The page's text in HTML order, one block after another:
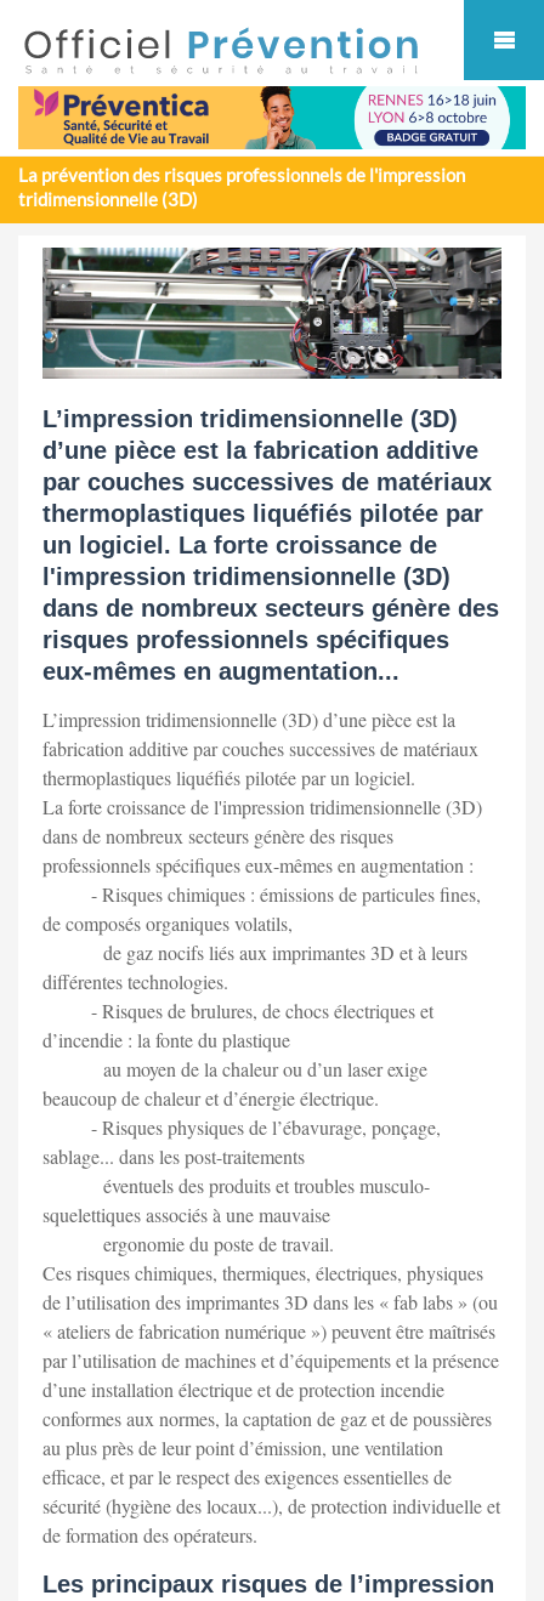
La prévention des risques professionnels de l'impression
tridimensionnelle (3D)
L’impression tridimensionnelle (3D)
d’une pièce est la fabrication additive
par couches successives de matériaux
thermoplastiques liquéfiés pilotée par
un logiciel. La forte croissance de
l'impression tridimensionnelle (3D)
dans de nombreux secteurs génère des
risques professionnels spécifiques
eux-mêmes en augmentation...
L’impression tridimensionnelle (3D) d’une pièce est la
fabrication additive par couches successives de matériaux
thermoplastiques liquéfiés pilotée par un logiciel.
La forte croissance de l'impression tridimensionnelle (3D)
dans de nombreux secteurs génère des risques
professionnels spécifiques eux-mêmes en augmentation :
- Risques chimiques : émissions de particules fines,
de composés organiques volatils,
de gaz nocifs liés aux imprimantes 3D et à leurs
différentes technologies.
- Risques de brulures, de chocs électriques et
d’incendie : la fonte du plastique
au moyen de la chaleur ou d’un laser exige
beaucoup de chaleur et d’énergie électrique.
- Risques physiques de l’ébavurage, ponçage,
sablage... dans les post-traitements
éventuels des produits et troubles musculo-
squelettiques associés à une mauvaise
ergonomie du poste de travail.
Ces risques chimiques, thermiques, électriques, physiques
de l’utilisation des imprimantes 3D dans les « fab labs » (ou
« ateliers de fabrication numérique ») peuvent être maîtrisés
par l’utilisation de machines et d’équipements et la présence
d’une installation électrique et de protection incendie
conformes aux normes, la captation de gaz et de poussières
au plus près de leur point d’émission, une ventilation
efficace, et par le respect des exigences essentielles de
sécurité (hygiène des locaux...), de protection individuelle et
de formation des opérateurs.
Les principaux risques de l’impression